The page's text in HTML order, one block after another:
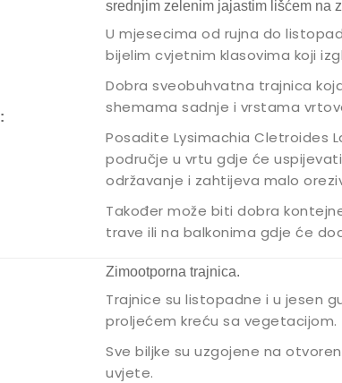
srednjim zelenim jajastim lišćem na
U mjesecima od rujna do
bijelim cvjetnim klasovima koji
Dobra sveobuhvatna trajnica
shemama sadnje i vrstama
Posadite Lysimachia Cletroides
područje u vrtu gdje će
održavanje i zahtijeva malo
Također može biti dobra
trave ili na balkonima gdje će
Zimootporna trajnica.
Trajnice su listopadne i u jesen
proljećem kreću sa vegetacijom.
Sve biljke su uzgojene na
uvjete.